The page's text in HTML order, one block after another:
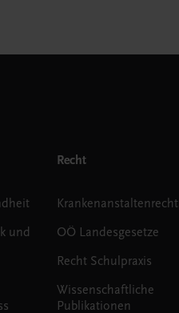
und
Recht
Krankenanstaltenrecht
OÖ Landesgesetze
Recht Schulpraxis
Wissenschaftliche
Publikationen